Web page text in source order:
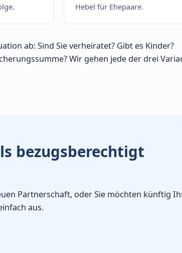
Hebel für Ehepaare.
ab: Sind Sie verheiratet? Gibt es Kinder?
Wir gehen jede der drei
bezugsberechtigt
Partnerschaft, oder Sie möchten künftig
aus.